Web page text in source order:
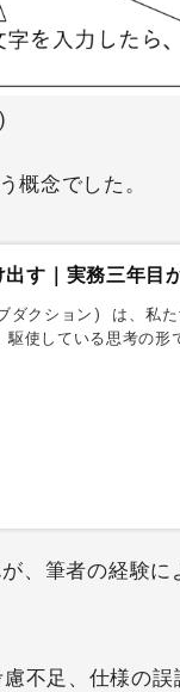
概念でした。
す｜実務三年目
クション) は、私た
使している思考の形
、筆者の経験に
慮不足、仕様の